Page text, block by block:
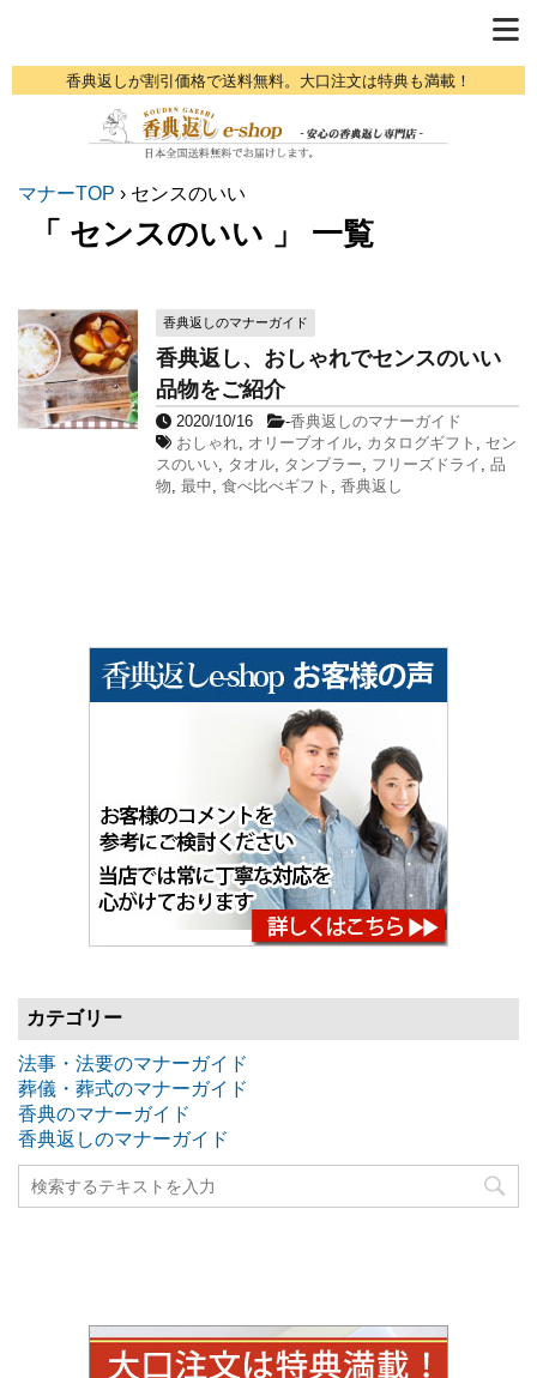
香典返しが割引価格で送料無料。大口注文は特典も満載！
マナーTOP › センスのいい
「 センスのいい 」 一覧
香典返しのマナーガイド
香典返し、おしゃれでセンスのいい
品物をご紹介
2020/10/16 -香典返しのマナーガイド
おしゃれ オリーブオイル カタログギフト
セン
スのいい
タオル タンブラー フリーズドライ
品
物 最中 食べ比べギフト 香典返し
カテゴリー
法事・法要のマナーガイド
葬儀・葬式のマナーガイド
香典のマナーガイド
香典返しのマナーガイド